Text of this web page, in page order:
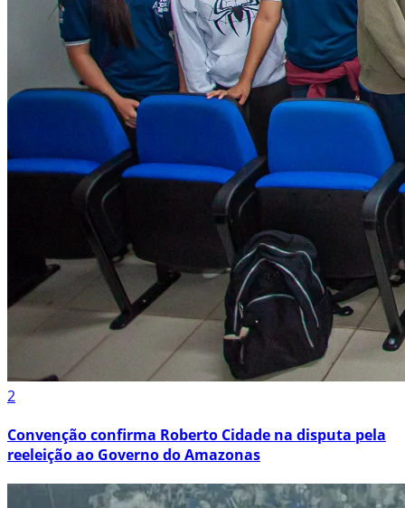
2
Convenção confirma Roberto Cidade na disputa pela
reeleição ao Governo do Amazonas